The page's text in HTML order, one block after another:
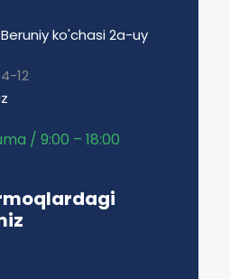
ko'chasi 2a-uy
12
/ 9:00 – 18:00